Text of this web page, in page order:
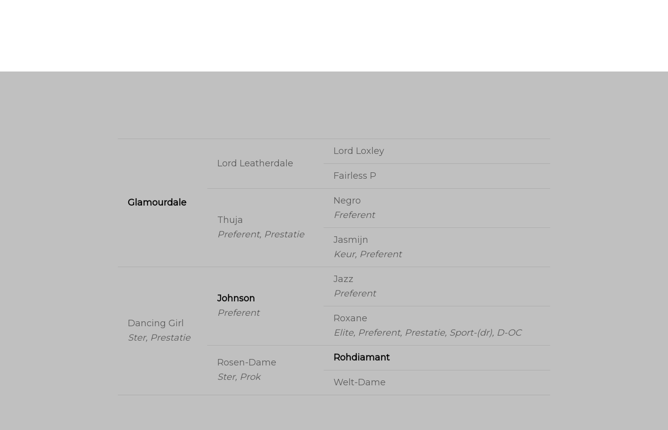
Glamourdale
Lord Leatherdale
Lord Loxley
Fairless P
Thuja
Preferent, Prestatie
Negro
Freferent
Jasmijn
Keur, Preferent
Dancing Girl
Ster, Prestatie
Johnson
Preferent
Jazz
Preferent
Roxane
Elite, Preferent, Prestatie, Sport-(dr), D-OC
Rosen-Dame
Ster, Prok
Rohdiamant
Welt-Dame